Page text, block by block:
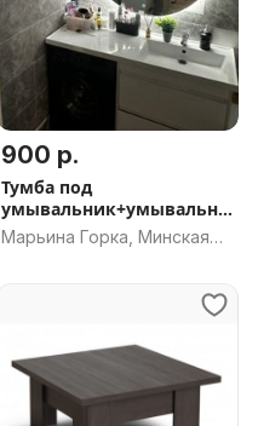
900 р.
Тумба под
умывальник+умывальни
к+смеситель
Марьина Горка, Минская